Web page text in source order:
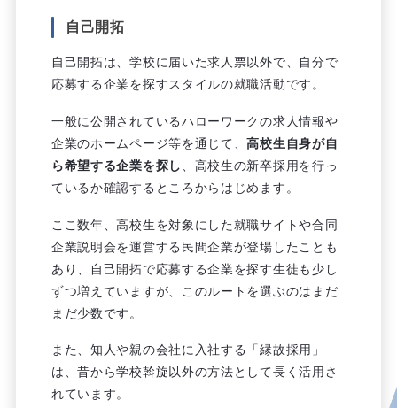
自己開拓
自己開拓は、学校に届いた求人票以外で、自分で
応募する企業を探すスタイルの就職活動です。
一般に公開されているハローワークの求人情報や
企業のホームページ等を通じて、高校生自身が自
ら希望する企業を探し
、高校生の新卒採用を行っ
ているか確認するところからはじめます。
ここ数年、高校生を対象にした就職サイトや合同
企業説明会を運営する民間企業が登場したことも
あり、自己開拓で応募する企業を探す生徒も少し
ずつ増えていますが、このルートを選ぶのはまだ
まだ少数です。
また、知人や親の会社に入社する「縁故採用」
は、昔から学校斡旋以外の方法として長く活用さ
れています。